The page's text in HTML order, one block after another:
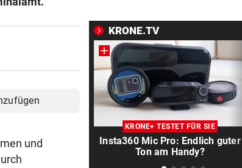
und
mit Mallet-Finger
KIND UND PARTNER TOT vor
Traktor-Unglück: Mutter (36)
meldet sich zu Wort
STRATEGIE FEHLT vor
Schutz vor Drohnen?
hat keinen Plan
KRONE.TV
KRONE+ TESTET FÜR SIE
Insta360 Mic Pro: Endlich guter
Ton am Handy?